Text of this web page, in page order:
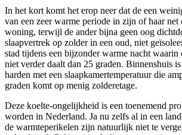
In het kort komt het erop neer dat de een
van een zeer warme periode in zijn of haar net
woning, terwijl de ander bijna geen oog
slaapvertrek op zolder in een oud, niet
stad tijdens een bijzonder warme nacht waarin
niet verder daalt dan 25 graden. Binnenshuis
harden met een slaapkamertemperatuur die
graden komt op menig zolderetage.
Deze koelte-ongelijkheid is een toenemend
worden in Nederland. Ja nu zelfs al in een
de warmteperikelen zijn natuurlijk niet te